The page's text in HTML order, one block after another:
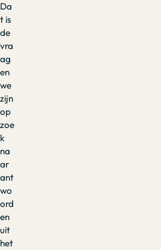
Da
t is
de
vra
ag
en
we
zijn
op
zoe
k
na
ar
ant
wo
ord
en
uit
het